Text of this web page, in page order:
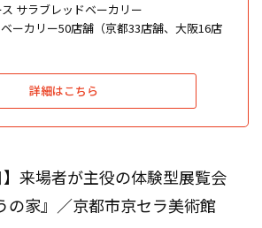
サラブレッドベーカリー
ーカリー50店舗（京都33店舗、大阪16店
詳細はこちら
】来場者が主役の体験型展覧会
の家』／京都市京セラ美術館